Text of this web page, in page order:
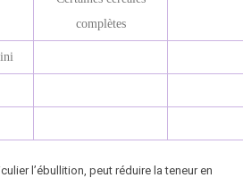
complètes
l’ébullition, peut réduire la teneur en